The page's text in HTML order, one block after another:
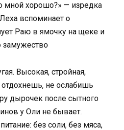
мной хорошо?» — изредка
вспоминает о
Раю в ямочку на щеке и
замужество
Высокая, стройная,
не ослабишь
дырочек после сытного
у Оли не бывает.
без соли, без мяса,